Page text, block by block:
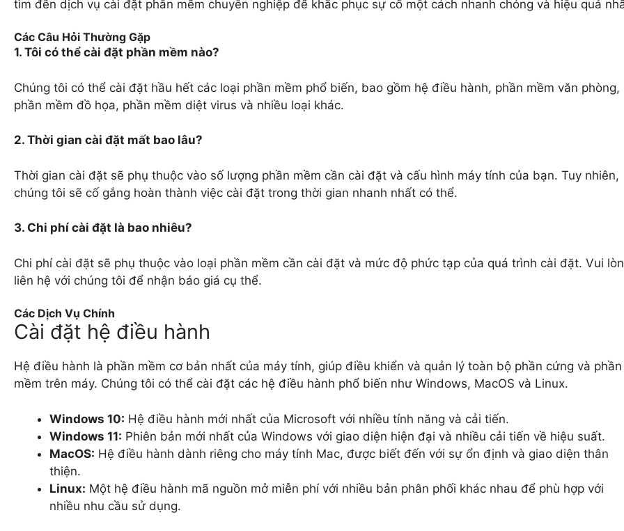
tìm đến dịch vụ cài đặt phần mềm chuyên nghiệp để khắc phục sự cố một cách nhanh chóng và hiệu quả
Các Câu Hỏi Thường Gặp
1. Tôi có thể cài đặt phần mềm nào?
Chúng tôi có thể cài đặt hầu hết các loại phần mềm phổ biến, bao gồm hệ điều hành, phần mềm văn phòng,
phần mềm đồ họa, phần mềm diệt virus và nhiều loại khác.
2. Thời gian cài đặt mất bao lâu?
Thời gian cài đặt sẽ phụ thuộc vào số lượng phần mềm cần cài đặt và cấu hình máy tính của bạn. Tuy nhiên,
chúng tôi sẽ cố gắng hoàn thành việc cài đặt trong thời gian nhanh nhất có thể.
3. Chi phí cài đặt là bao nhiêu?
Chi phí cài đặt sẽ phụ thuộc vào loại phần mềm cần cài đặt và mức độ phức tạp của quá trình cài đặt. Vui
liên hệ với chúng tôi để nhận báo giá cụ thể.
Các Dịch Vụ Chính
Cài đặt hệ điều hành
Hệ điều hành là phần mềm cơ bản nhất của máy tính, giúp điều khiển và quản lý toàn bộ phần cứng và phần
mềm trên máy. Chúng tôi có thể cài đặt các hệ điều hành phổ biến như Windows, MacOS và Linux.
Windows 10: Hệ điều hành mới nhất của Microsoft với nhiều tính năng và cải tiến.
Windows 11: Phiên bản mới nhất của Windows với giao diện hiện đại và nhiều cải tiến về hiệu suất.
MacOS: Hệ điều hành dành riêng cho máy tính Mac, được biết đến với sự ổn định và giao diện thân
thiện.
Linux: Một hệ điều hành mã nguồn mở miễn phí với nhiều bản phân phối khác nhau để phù hợp với
nhiều nhu cầu sử dụng.